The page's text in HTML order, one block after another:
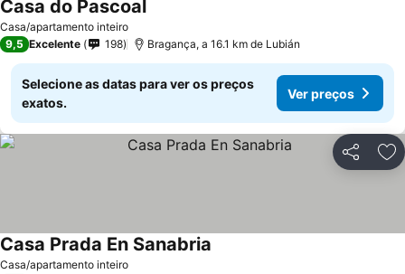
Casa/apartamento inteiro
Casa do PascoalVer preços
9,5 Excelente 198 Bragança, a 16.1 km de Lubián
Selecione as datas para ver os preços
exatos.
Ver preços
Partilhar
Casa/apartamento inteiro
Casa Prada En Sanabria